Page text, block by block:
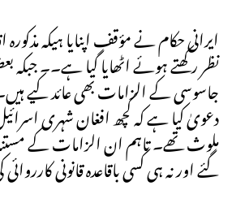
ایرانی حکام نے مؤقف اپنایا ہیکہ مذکورہ
نظر رکھتے ہوئے اٹھایا گیا ہے۔۔
جاسوسی کے الزامات بھی عائد کیے
دعویٰ کیا ہے کہ کچھ افغان شہری
ملوث تھے۔ تاہم ان الزامات کے
گئے اور نہ ہی کسی باقاعدہ قانونی